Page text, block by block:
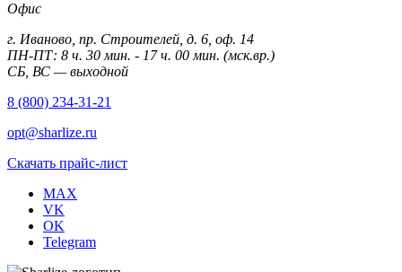
Офис
г. Иваново, пр. Строителей, д. 6, оф. 14
ПН-ПТ: 8 ч. 30 мин. - 17 ч. 00 мин. (мск.вр.)
СБ, ВС — выходной
8 (800) 234-31-21
opt@sharlize.ru
Скачать прайс-лист
MAX
VK
OK
Telegram